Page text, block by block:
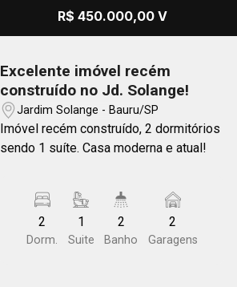
R$ 450.000,00 V
Excelente imóvel recém
construído no Jd. Solange!
Jardim Solange - Bauru/SP
Imóvel recém construído, 2 dormitórios
sendo 1 suíte. Casa moderna e atual!
2
Dorm.
1
Suite
2
Banho
2
Garagens